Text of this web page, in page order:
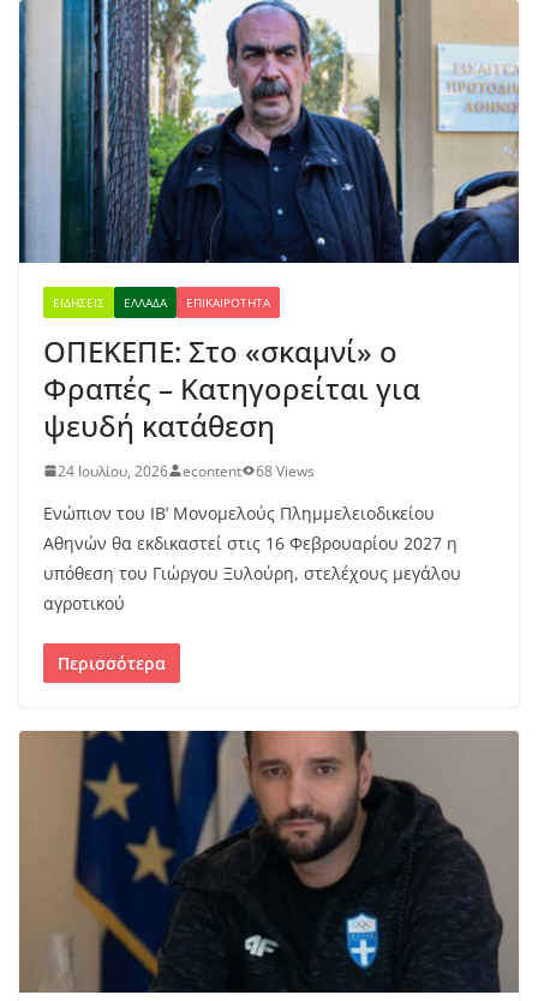
ΕΙΔΉΣΕΙΣ ΕΛΛΆΔΑ ΕΠΙΚΑΙΡΌΤΗΤΑ
ΟΠΕΚΕΠΕ: Στο «σκαμνί» ο
Φραπές – Κατηγορείται για
ψευδή κατάθεση
24 Ιουλίου, 2026 econtent 68 Views
Ενώπιον του ΙΒ’ Μονομελούς Πλημμελειοδικείου
Αθηνών θα εκδικαστεί στις 16 Φεβρουαρίου 2027 η
υπόθεση του Γιώργου Ξυλούρη, στελέχους μεγάλου
αγροτικού
Περισσότερα